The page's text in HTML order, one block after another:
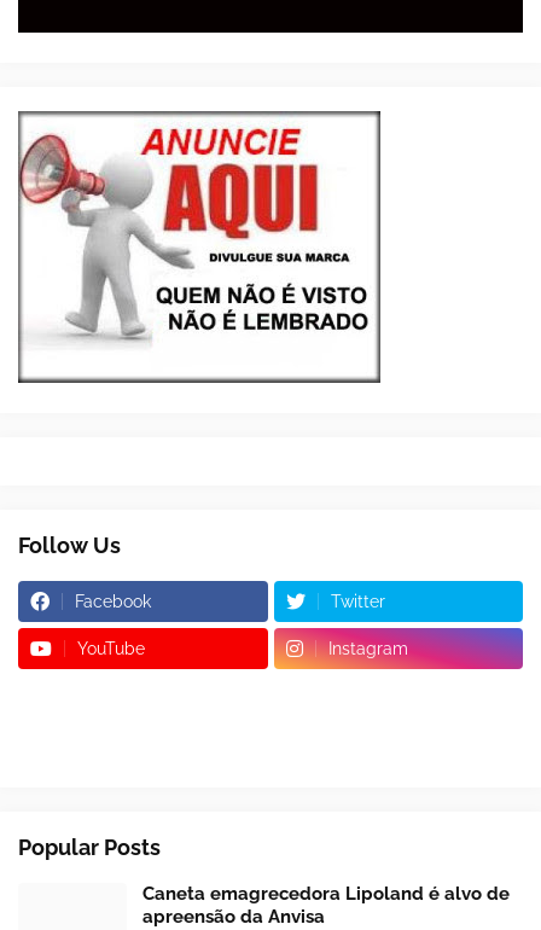
Follow Us
Facebook Twitter
YouTube Instagram
Popular Posts
Caneta emagrecedora Lipoland é alvo de
apreensão da Anvisa